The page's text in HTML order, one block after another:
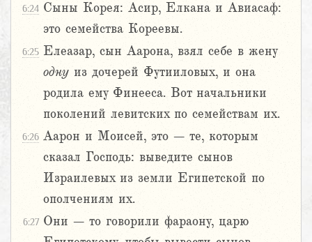
6:24 Сыны Корея: Асир, Елкана и Авиасаф:
это семейства Кореевы.
6:25 Елеазар, сын Аарона, взял себе в жену
одну из дочерей Футииловых, и она
родила ему Финееса. Вот начальники
поколений левитских по семействам их.
6:26 Аарон и Моисей, это – те, которым
сказал Господь: выведите сынов
Израилевых из земли Египетской по
ополчениям их.
6:27 Они – то говорили фараону, царю